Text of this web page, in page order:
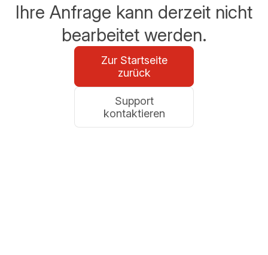
Ihre Anfrage kann derzeit nicht
bearbeitet werden.
Zur Startseite
zurück
Support
kontaktieren